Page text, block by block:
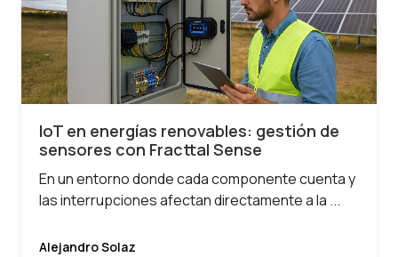
IoT en energías renovables: gestión de
sensores con Fracttal Sense
En un entorno donde cada componente cuenta y
las interrupciones afectan directamente a la ...
Alejandro Solaz